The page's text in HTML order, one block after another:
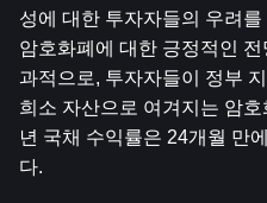
성에 대한 투자자들의 우려
암호화폐에 대한 긍정적인
과적으로, 투자자들이 정부
희소 자산으로 여겨지는 암
년 국채 수익률은 24개월 만
다.